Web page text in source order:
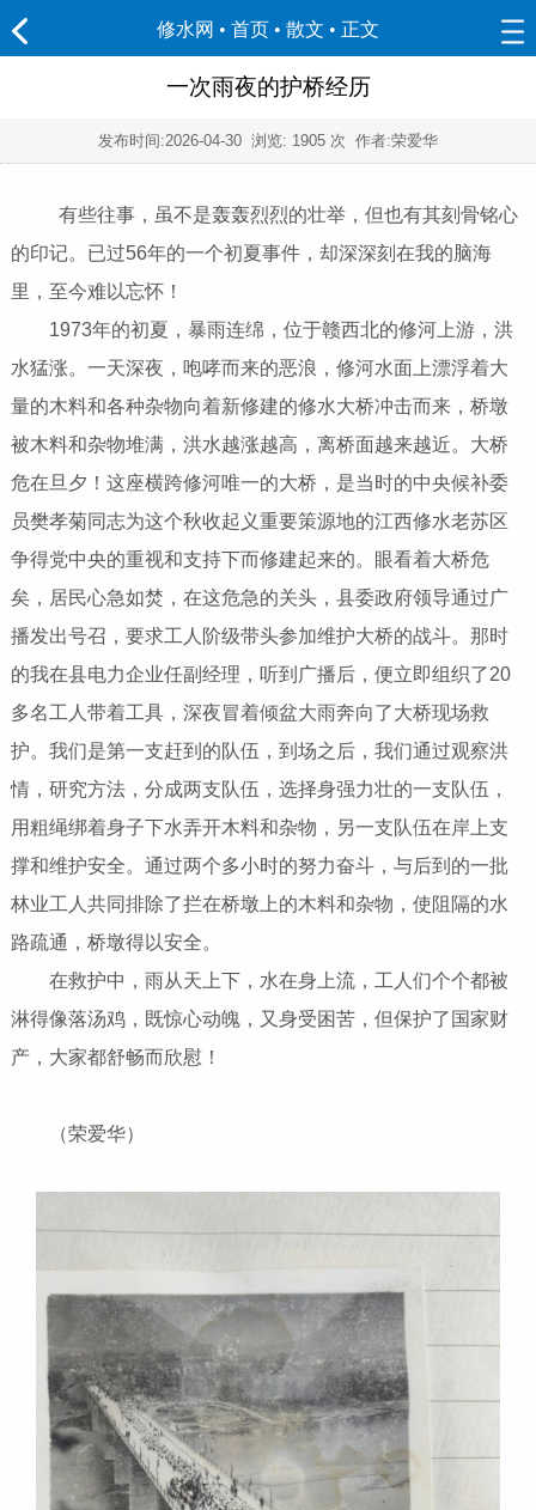
修水网 • 首页 • 散文 • 正文
一次雨夜的护桥经历
发布时间:2026-04-30 浏览: 1905 次 作者:荣爱华
有些往事，虽不是轰轰烈烈的壮举，但也有其刻骨铭心
的印记。已过56年的一个初夏事件，却深深刻在我的脑海
里，至今难以忘怀！
1973年的初夏，暴雨连绵，位于赣西北的修河上游，洪
水猛涨。一天深夜，咆哮而来的恶浪，修河水面上漂浮着大
量的木料和各种杂物向着新修建的修水大桥冲击而来，桥墩
被木料和杂物堆满，洪水越涨越高，离桥面越来越近。大桥
危在旦夕！这座横跨修河唯一的大桥，是当时的中央候补委
员樊孝菊同志为这个秋收起义重要策源地的江西修水老苏区
争得党中央的重视和支持下而修建起来的。眼看着大桥危
矣，居民心急如焚，在这危急的关头，县委政府领导通过广
播发出号召，要求工人阶级带头参加维护大桥的战斗。那时
的我在县电力企业任副经理，听到广播后，便立即组织了20
多名工人带着工具，深夜冒着倾盆大雨奔向了大桥现场救
护。我们是第一支赶到的队伍，到场之后，我们通过观察洪
情，研究方法，分成两支队伍，选择身强力壮的一支队伍，
用粗绳绑着身子下水弄开木料和杂物，另一支队伍在岸上支
撑和维护安全。通过两个多小时的努力奋斗，与后到的一批
林业工人共同排除了拦在桥墩上的木料和杂物，使阻隔的水
路疏通，桥墩得以安全。
在救护中，雨从天上下，水在身上流，工人们个个都被
淋得像落汤鸡，既惊心动魄，又身受困苦，但保护了国家财
产，大家都舒畅而欣慰！
（荣爱华）